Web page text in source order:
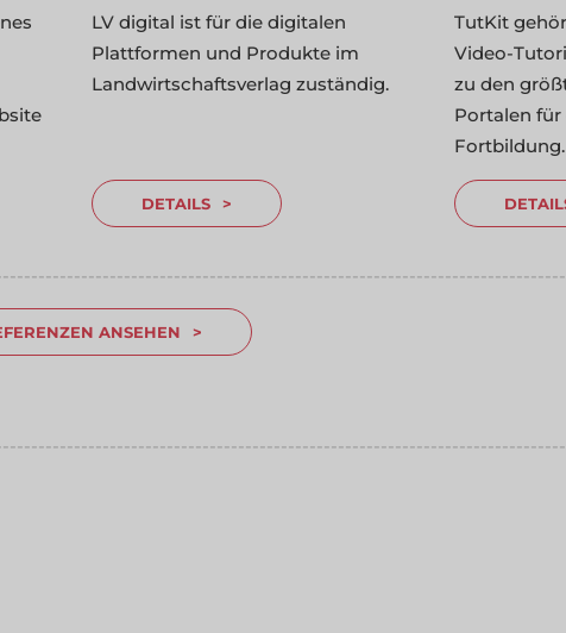
LV digital ist für die digitalen
Plattformen und Produkte im
Landwirtschaftsverlag zuständig.
DETAILS
TutKit
Video-
zu den
Portalen
Fortbildung.
ANSEHEN